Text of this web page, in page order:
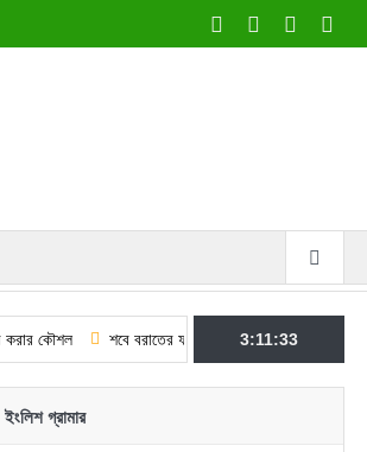
শবে বরাতের ফজিলত ও আমল: কুরআন–হাদিসের আলোকে
3:11:34
ইংলিশ গ্রামার